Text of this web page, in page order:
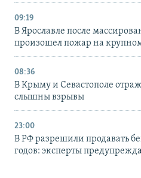
09:19
В Ярославле после
произошел пожар на
08:36
В Крыму и Севастополе
слышны взрывы
23:00
В РФ разрешили продавать
годов: эксперты